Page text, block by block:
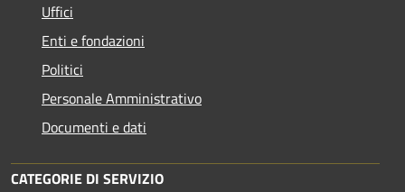
Uffici
Enti e fondazioni
Politici
Personale Amministrativo
Documenti e dati
CATEGORIE DI SERVIZIO